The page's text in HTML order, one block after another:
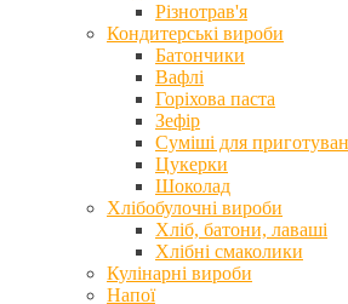
Різнотрав'я
Кондитерські вироби
Батончики
Вафлі
Горіхова паста
Зефір
Суміші для
Цукерки
Шоколад
Хлібобулочні вироби
Хліб, батони, лаваші
Хлібні смаколики
Кулінарні вироби
Напої